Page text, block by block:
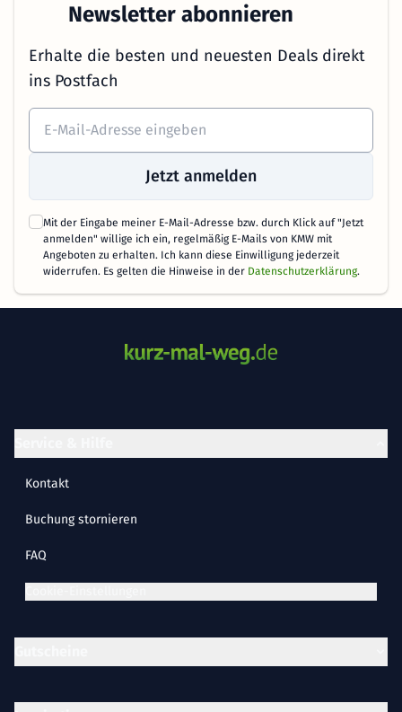
Newsletter abonnieren
Erhalte die besten und neuesten Deals direkt
ins Postfach
Jetzt anmelden
Mit der Eingabe meiner E-Mail-Adresse bzw. durch Klick auf "Jetzt
anmelden" willige ich ein, regelmäßig E-Mails von KMW mit
Angeboten zu erhalten. Ich kann diese Einwilligung jederzeit
widerrufen. Es gelten die Hinweise in der Datenschutzerklärung.
Kontakt
Buchung stornieren
FAQ